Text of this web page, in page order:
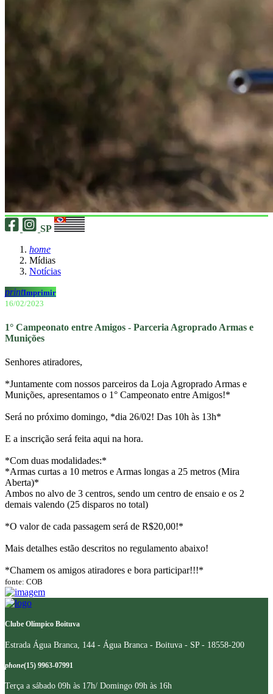
SP
home
Mídias
Notícias
printImprimir
16/02/2023
1° Campeonato entre Amigos - Parceria Agroprado Armas e
Munições
Senhores atiradores,
*Juntamente com nossos parceiros da Loja Agroprado Armas e
Munições, apresentamos o 1° Campeonato entre Amigos!*
Será no próximo domingo, *dia 26/02! Das 10h às 13h*
E a inscrição será feita aqui na hora.
*Com duas modalidades:*
*Armas curtas a 10 metros e Armas longas a 25 metros (Mira
Aberta)*
Ambos no alvo de 3 centros, sendo um centro de ensaio e os 2
demais valendo (25 disparos no total)
*O valor de cada passagem será de R$20,00!*
Mais detalhes estão descritos no regulamento abaixo!
*Chamem os amigos atiradores e bora participar!!!*
fonte: COB
Clube Olímpico Boituva
Estrada Água Branca, 144 - Água Branca - Boituva - SP - 18558-200
phone(15) 9963-07991
Terça a sábado 09h às 17h/ Domingo 09h às 16h